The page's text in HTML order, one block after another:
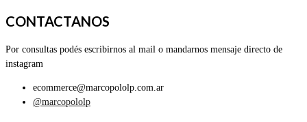
CONTACTANOS
Por consultas podés escribirnos al mail o mandarnos mensaje directo de
instagram
ecommerce@marcopololp.com.ar
@marcopololp